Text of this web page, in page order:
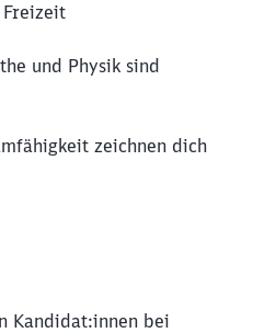
und Physik sind
zeichnen dich
Kandidat:innen bei